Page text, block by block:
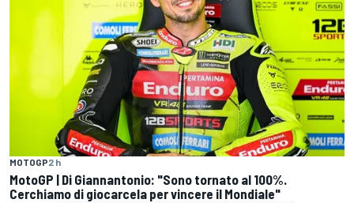
MOTOGP2 h
MotoGP | Di Giannantonio: "Sono tornato al 100%.
Cerchiamo di giocarcela per vincere il Mondiale"